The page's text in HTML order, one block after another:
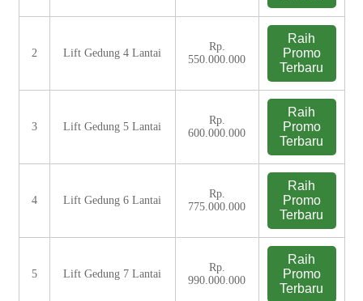
2 Lift Gedung 4 Lantai
Rp.
550.000.000
Raih
Promo
Terbaru
3 Lift Gedung 5 Lantai
Rp.
600.000.000
Raih
Promo
Terbaru
4 Lift Gedung 6 Lantai
Rp.
775.000.000
Raih
Promo
Terbaru
5 Lift Gedung 7 Lantai
Rp.
990.000.000
Raih
Promo
Terbaru